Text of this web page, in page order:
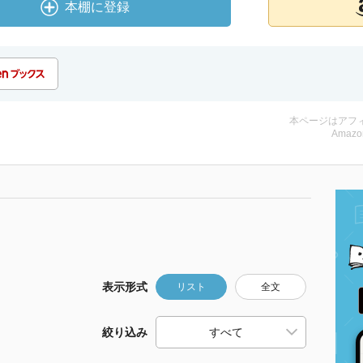
本棚に登録
本ページはアフ
表示形式 リスト 全文
絞り込み